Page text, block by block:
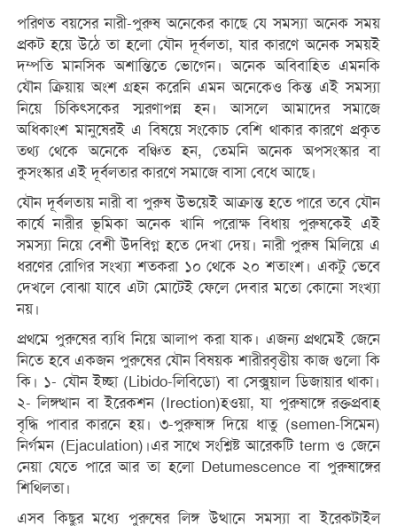
পরিণত বয়সের নারী-পুরুষ অনেকের কাছে যে সমস্যা অনেক সময়
প্রকট হয়ে উঠে তা হলো যৌন দূর্বলতা, যার কারণে অনেক সময়ই
দম্পতি মানসিক অশান্তিতে ভোগেন। অনেক অবিবাহিত এমনকি
যৌন ক্রিয়ায় অংশ গ্রহন করেনি এমন অনেকেও কিন্ত এই সমস্যা
নিয়ে চিকিৎসকের স্মরণাপন্ন হন। আসলে আমাদের সমাজে
অধিকাংশ মানুষেরই এ বিষয়ে সংকোচ বেশি থাকার কারণে প্রকৃত
তথ্য থেকে অনেকে বঞ্চিত হন, তেমনি অনেক অপসংস্কার বা
কুসংস্কার এই দূর্বলতার কারণে সমাজে বাসা বেধে আছে।
যৌন দূর্বলতায় নারী বা পুরুষ উভয়েই আক্রান্ত হতে পারে তবে যৌন
কার্যে নারীর ভূমিকা অনেক খানি পরোক্ষ বিধায় পুরুষকেই এই
সমস্যা নিয়ে বেশী উদবিগ্ন হতে দেখা দেয়। নারী পুরুষ মিলিয়ে এ
ধরণের রোগির সংখ্যা শতকরা ১০ থেকে ২০ শতাংশ। একটু ভেবে
দেখলে বোঝা যাবে এটা মোটেই ফেলে দেবার মতো কোনো সংখ্যা
নয়।
প্রথমে পুরুষের ব্যধি নিয়ে আলাপ করা যাক। এজন্য প্রথমেই জেনে
নিতে হবে একজন পুরুষের যৌন বিষয়ক শারীরবৃত্তীয় কাজ গুলো কি
কি। ১- যৌন ইচ্ছা (Libido-লিবিডো) বা সেক্সুয়াল ডিজায়ার থাকা।
২- লিঙ্গত্থান বা ইরেকশন (Irection)হওয়া, যা পুরুষাঙ্গে রক্তপ্রবাহ
বৃদ্ধি পাবার কারনে হয়। ৩-পুরুষাঙ্গ দিয়ে ধাতু (semen-সিমেন)
নির্গমন (Ejaculation)।এর সাথে সংশ্লিষ্ট আরেকটি term ও জেনে
নেয়া যেতে পারে আর তা হলো Detumescence বা পুরুষাঙ্গের
শিথিলতা।
এসব কিছুর মধ্যে পুরুষের লিঙ্গ উত্থানে সমস্যা বা ইরেকটাইল